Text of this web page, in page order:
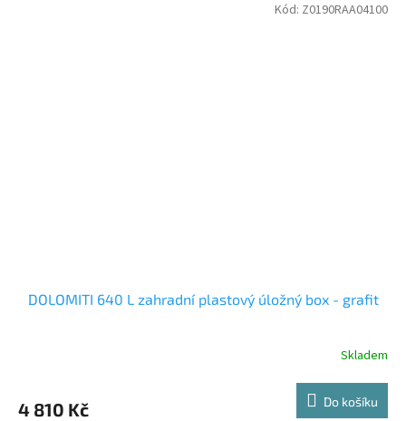
DOLOMITI 640 L zahradní plastový úložný box - grafit
Skladem
4 810 Kč Do košíku
Kód: Z0190RAA04100